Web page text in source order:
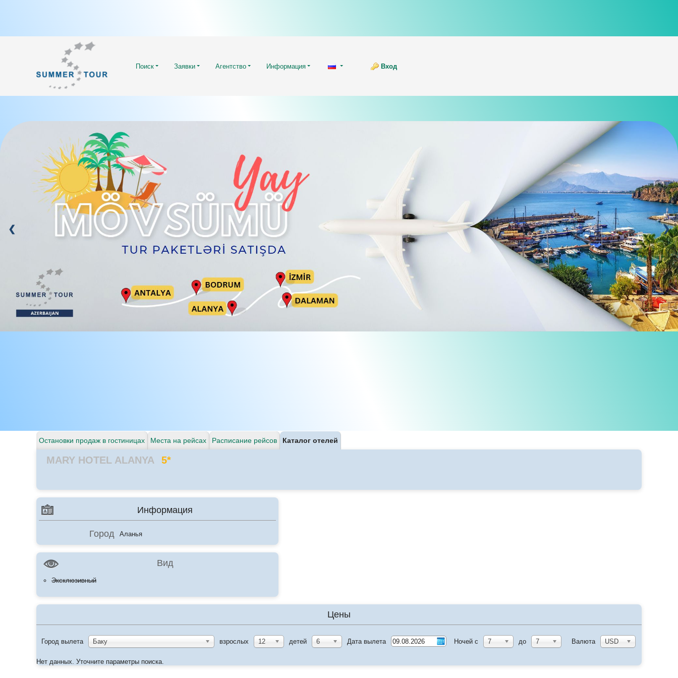
Поиск Заявки Агентство Информация Вход
Остановки продаж в гостиницах Места на рейсах Расписание рейсов Каталог отелей
MARY HOTEL ALANYA 5*
Информация
Город Аланья
Вид
Эксклюзивный
Цены
Город вылета Баку взрослых 12 детей 6 Дата вылета Ночей с 7 до 7 Валюта USD
Нет данных. Уточните параметры поиска.